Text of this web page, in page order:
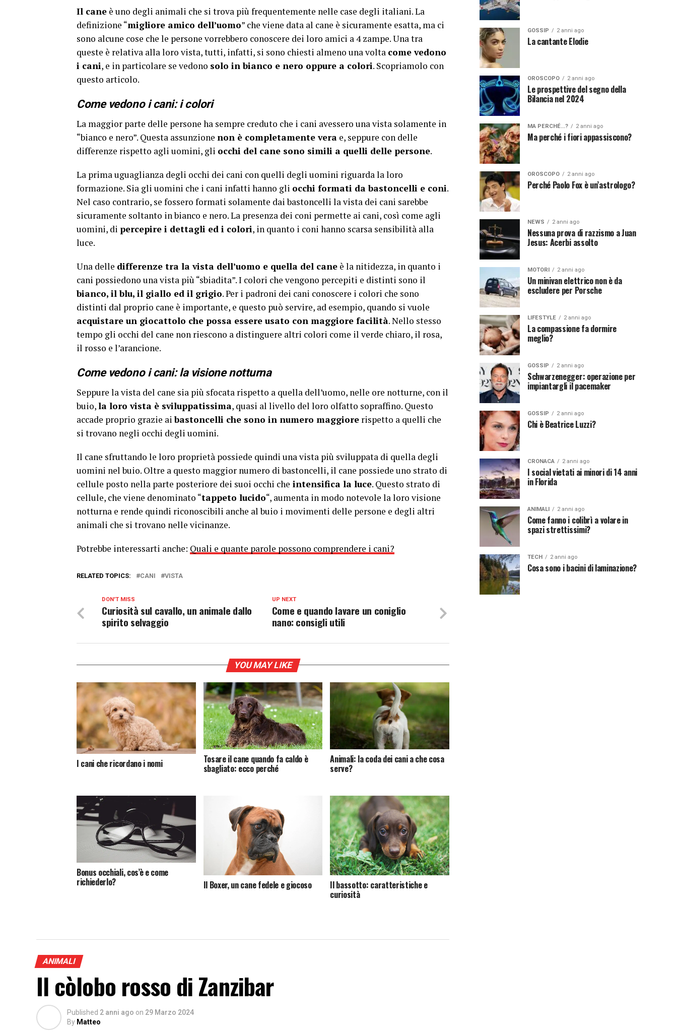
Il cane è uno degli animali che si trova più frequentemente nelle case degli italiani. La
definizione “migliore amico dell’uomo” che viene data al cane è sicuramente esatta, ma ci
sono alcune cose che le persone vorrebbero conoscere dei loro amici a 4 zampe. Una tra
queste è relativa alla loro vista, tutti, infatti, si sono chiesti almeno una volta come vedono
i cani, e in particolare se vedono solo in bianco e nero oppure a colori. Scopriamolo con
questo articolo.
Come vedono i cani: i colori
La maggior parte delle persone ha sempre creduto che i cani avessero una vista solamente in
“bianco e nero”. Questa assunzione non è completamente vera e, seppure con delle
differenze rispetto agli uomini, gli occhi del cane sono simili a quelli delle persone.
La prima uguaglianza degli occhi dei cani con quelli degli uomini riguarda la loro
formazione. Sia gli uomini che i cani infatti hanno gli occhi formati da bastoncelli e coni.
Nel caso contrario, se fossero formati solamente dai bastoncelli la vista dei cani sarebbe
sicuramente soltanto in bianco e nero. La presenza dei coni permette ai cani, così come agli
uomini, di percepire i dettagli ed i colori, in quanto i coni hanno scarsa sensibilità alla
luce.
Una delle differenze tra la vista dell’uomo e quella del cane è la nitidezza, in quanto i
cani possiedono una vista più “sbiadita”. I colori che vengono percepiti e distinti sono il
bianco, il blu, il giallo ed il grigio. Per i padroni dei cani conoscere i colori che sono
distinti dal proprio cane è importante, e questo può servire, ad esempio, quando si vuole
acquistare un giocattolo che possa essere usato con maggiore facilità. Nello stesso
tempo gli occhi del cane non riescono a distinguere altri colori come il verde chiaro, il rosa,
il rosso e l’arancione.
Come vedono i cani: la visione notturna
Seppure la vista del cane sia più sfocata rispetto a quella dell’uomo, nelle ore notturne, con il
buio,la loro vista è sviluppatissima, quasi al livello del loro olfatto sopraffino. Questo
accade proprio grazie aibastoncelli che sono in numero maggiore rispetto a quelli che
si trovano negli occhi degli uomini.
Il cane sfruttando le loro proprietà possiede quindi una vista più sviluppata di quella degli
uomini nel buio. Oltre a questo maggior numero di bastoncelli, il cane possiede uno strato di
cellule posto nella parte posteriore dei suoi occhi che intensifica la luce. Questo strato di
cellule, che viene denominato “tappeto lucido“, aumenta in modo notevole la loro visione
notturna e rende quindi riconoscibili anche al buio i movimenti delle persone e degli altri
animali che si trovano nelle vicinanze.
Potrebbe interessarti anche: Quali e quante parole possono comprendere i cani?
RELATED TOPICS: CANI VISTA
UP NEXT
Come e quando lavare un coniglio
nano: consigli utili
DON'T MISS
Curiosità sul cavallo, un animale dallo
spirito selvaggio
YOU MAY LIKE
I cani che ricordano i nomi Tosare il cane quando fa caldo è
sbagliato: ecco perché
Animali: la coda dei cani a che cosa
serve?
Bonus occhiali, cos’è e come
richiederlo? Il Boxer, un cane fedele e giocoso Il bassotto: caratteristiche e
curiosità
ANIMALI
Il còlobo rosso di Zanzibar
Published 2 anni ago on 29 Marzo 2024
By Matteo
GOSSIP 2 anni ago
La cantante Elodie
OROSCOPO 2 anni ago
Le prospettive del segno della
Bilancia nel 2024
MA PERCHÉ...? 2 anni ago
Ma perché i fiori appassiscono?
OROSCOPO 2 anni ago
Perché Paolo Fox è un’astrologo?
NEWS 2 anni ago
Nessuna prova di razzismo a Juan
Jesus: Acerbi assolto
MOTORI 2 anni ago
Un minivan elettrico non è da
escludere per Porsche
LIFESTYLE 2 anni ago
La compassione fa dormire
meglio?
GOSSIP 2 anni ago
Schwarzenegger: operazione per
impiantargli il pacemaker
GOSSIP 2 anni ago
Chi è Beatrice Luzzi?
CRONACA 2 anni ago
I social vietati ai minori di 14 anni
in Florida
ANIMALI 2 anni ago
Come fanno i colibrì a volare in
spazi strettissimi?
TECH 2 anni ago
Cosa sono i bacini di laminazione?